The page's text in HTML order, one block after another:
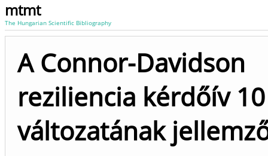
mtmt
The Hungarian Scientific Bibliography
A Connor-Davidson
reziliencia kérdőív
változatának